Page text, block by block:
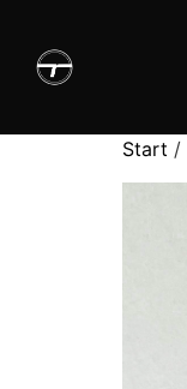
Start /